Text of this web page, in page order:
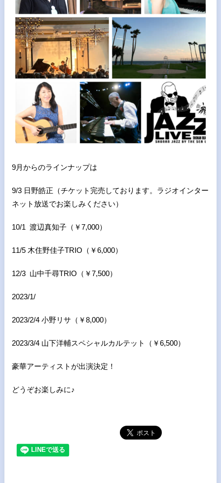
9月からのラインナップは
9/3 日野皓正（チケット完売しております。ラジオインター
ネット放送でお楽しみください）
10/1 渡辺真知子（￥7,000）
11/5 木住野佳子TRIO（￥6,000）
12/3 山中千尋TRIO（￥7,500）
2023/1/
2023/2/4 小野リサ（￥8,000）
2023/3/4 山下洋輔スペシャルカルテット（￥6,500）
豪華アーティストが出演決定！
どうぞお楽しみに♪